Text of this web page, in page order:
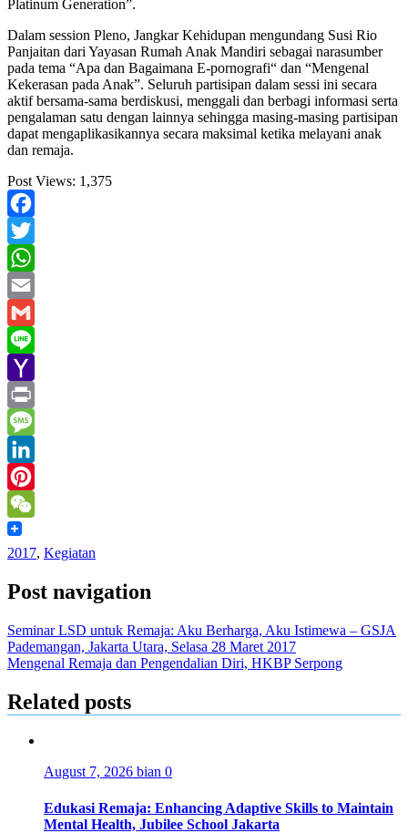
Platinum Generation”.
Dalam session Pleno, Jangkar Kehidupan mengundang Susi Rio
Panjaitan dari Yayasan Rumah Anak Mandiri sebagai narasumber
pada tema “Apa dan Bagaimana E-pornografi“ dan “Mengenal
Kekerasan pada Anak”. Seluruh partisipan dalam sessi ini secara
aktif bersama-sama berdiskusi, menggali dan berbagi informasi serta
pengalaman satu dengan lainnya sehingga masing-masing partisipan
dapat mengaplikasikannya secara maksimal ketika melayani anak
dan remaja.
Post Views: 1,375
Facebook
Twitter
WhatsApp
Email
Gmail
Line
Yahoo
Mail
Print
Message
LinkedIn
Pinterest
WeChat
2017, Kegiatan
Post navigation
Seminar LSD untuk Remaja: Aku Berharga, Aku Istimewa – GSJA
Pademangan, Jakarta Utara, Selasa 28 Maret 2017
Mengenal Remaja dan Pengendalian Diri, HKBP Serpong
Related posts
August 7, 2026 bian 0
Edukasi Remaja: Enhancing Adaptive Skills to Maintain
Mental Health, Jubilee School Jakarta